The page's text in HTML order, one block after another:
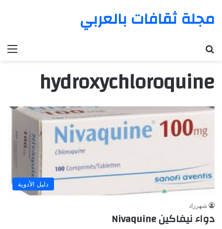
مجلة ثقافات بالعربي
hydroxychloroquine
دليل الأدوية
شهرزاد
دواء نيفاكين Nivaquine